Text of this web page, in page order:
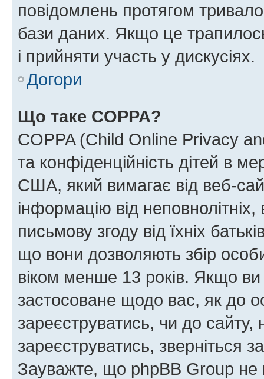
повідомлень протягом
бази даних. Якщо це
і прийняти участь у дискусіях.
Догори
Що таке COPPA?
COPPA (Child Online Privacy
та конфіденційність дітей в
США, який вимагає від веб-
інформацію від
письмову згоду від їхніх
що вони дозволяють збір
віком менше 13 років. Якщо
застосоване щодо вас, як до
зареєструватись, чи до
зареєструватись, зверніться
Зауважте, що phpBB Group не